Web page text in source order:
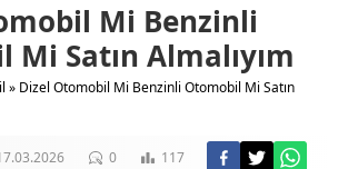
Mi Benzinli
Mi Satın Almalıyım
» Dizel Otomobil Mi Benzinli Otomobil Mi Satın
0 117